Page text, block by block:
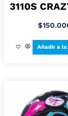
3110S
$
Añadir a